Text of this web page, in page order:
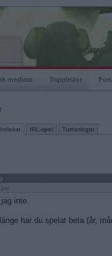
medlem Topplistor
IRL-spel Turneringar
inte.
har du spelat beta (år,